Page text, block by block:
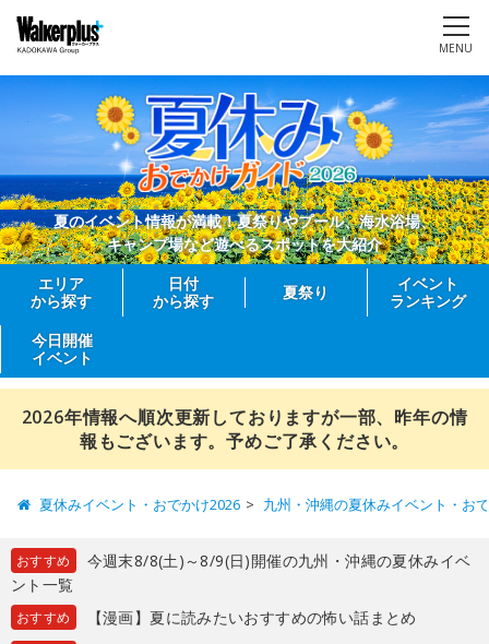
MENU
夏のイベント情報が満載！夏祭りやプール、海水浴場、
キャンプ場など遊べるスポットを大紹介
エリア
から探す
日付
から探す
夏祭り
イベント
ランキング
今日開催
イベント
2026年情報へ順次更新しておりますが一部、昨年の情
報もございます。予めご了承ください。
夏休みイベント・おでかけ2026 九州・沖縄の夏休みイベント・お
おすすめ
今週末8/8(土)～8/9(日)開催の九州・沖縄の夏休みイベ
ント一覧
おすすめ 【漫画】夏に読みたいおすすめの怖い話まとめ